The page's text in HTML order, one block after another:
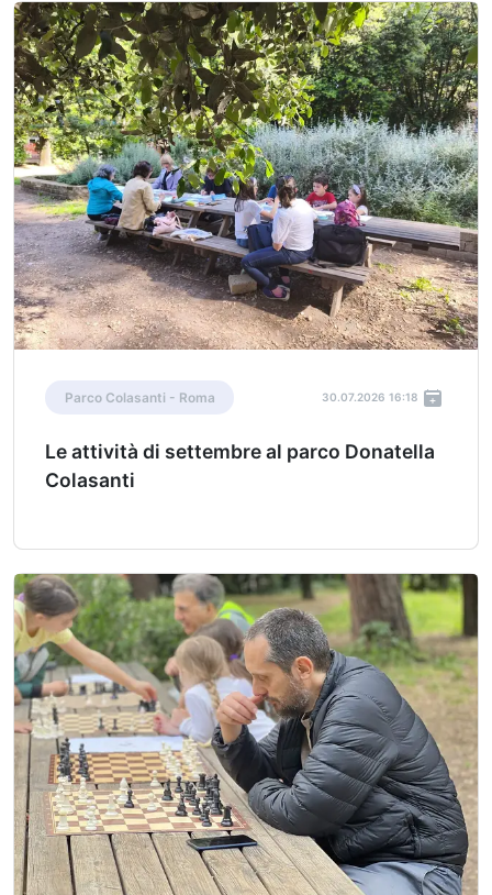
Parco Colasanti - Roma 30.07.2026 16:18
Le attività di settembre al parco Donatella
Colasanti